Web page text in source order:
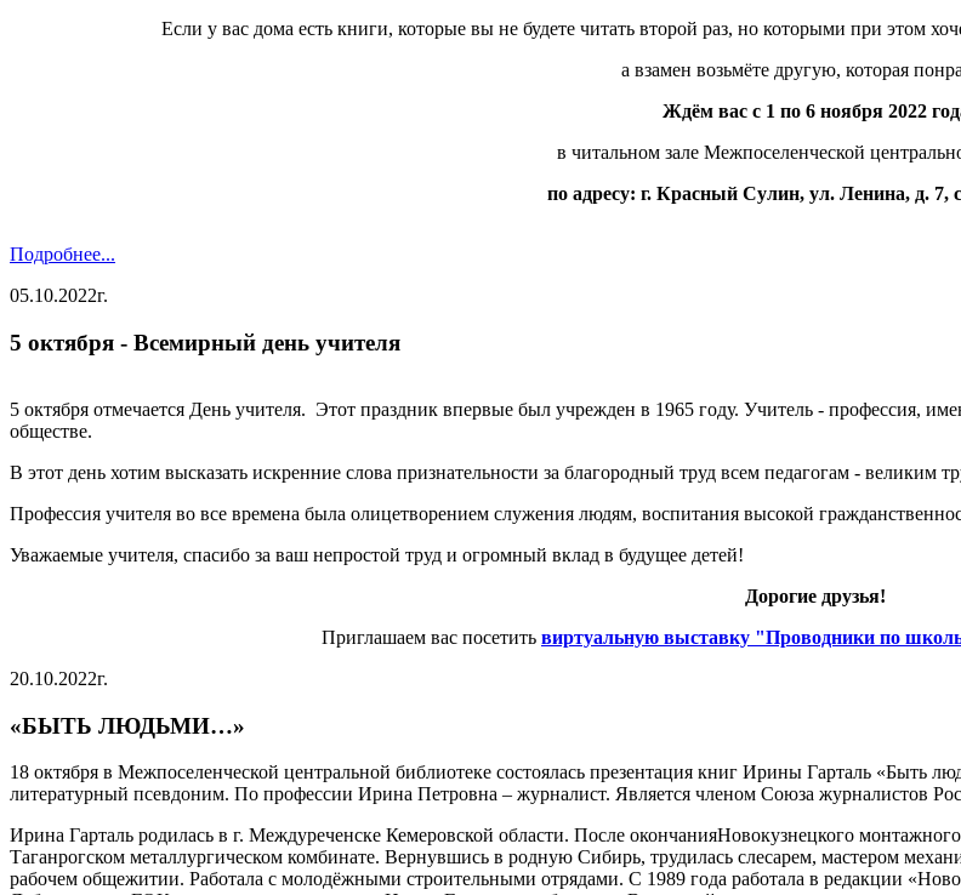
Если у вас дома есть книги, которые вы не будете читать второй раз, но которыми при этом
а взамен возьмёте другую, которая
Ждём вас с 1 по 6 ноября 2022
в читальном зале Межпоселенческой
по адресу: г. Красный Сулин, ул. Ленина, д. 7,
Подробнее...
05.10.2022г.
5 октября - Всемирный день учителя
5 октября отмечается День учителя. Этот праздник впервые был учрежден в 1965 году. Учитель -
обществе.
В этот день хотим высказать искренние слова признательности за благородный труд всем педагогам - великим
Профессия учителя во все времена была олицетворением служения людям, воспитания высокой
Уважаемые учителя, спасибо за ваш непростой труд и огромный вклад в будущее детей!
Дорогие друзья!
Приглашаем вас посетить виртуальную выставку "Проводники по
20.10.2022г.
«БЫТЬ ЛЮДЬМИ…»
18 октября в Межпоселенческой центральной библиотеке состоялась презентация книг Ирины Гарталь «Быть
литературный псевдоним. По профессии Ирина Петровна – журналист. Является членом Союза журналистов
Ирина Гарталь родилась в г. Междуреченске Кемеровской области. После окончанияНовокузнецкого
Таганрогском металлургическом комбинате. Вернувшись в родную Сибирь, трудилась слесарем, мастером
рабочем общежитии. Работала с молодёжными строительными отрядами. С 1989 года работала в редакции